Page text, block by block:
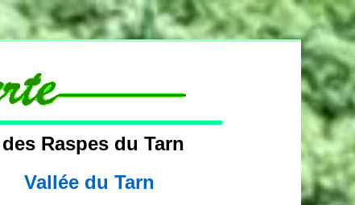
Raspes du Tarn
Vallée du Tarn